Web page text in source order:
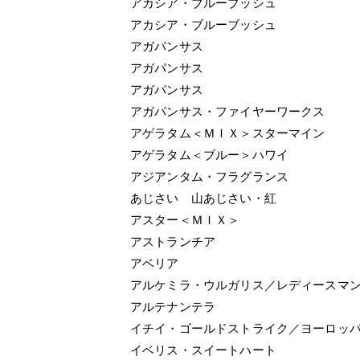
アカシア・ブルーブッシュ
アカシア・ブルーブッシュ
アガパンサス
アガパンサス
アガパンサス
アガパンサス・ファイヤーワークス
アゲラタム＜ＭＩＸ＞スターマイン
アゲラタム＜ブルー＞ハワイ
アジアンタム・フラグランス
あじさい 山あじさい・紅
アスター＜ＭＩＸ＞
アストランチア
アベリア
アルケミラ・ウルガリス／レディースマ
アルテナンテラ
イチイ・ゴールドストライク／ヨーロッ
イベリス・スイートハート